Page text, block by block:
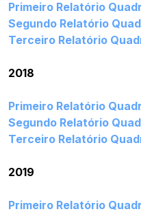
Primeiro Relatório
Segundo Relatório
Terceiro Relatório
2018
Primeiro Relatório
Segundo Relatório
Terceiro Relatório
2019
Primeiro Relatório